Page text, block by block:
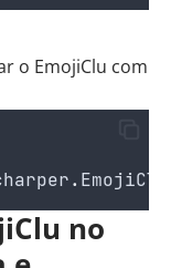
o EmojiClu com
. EmojiClu
no